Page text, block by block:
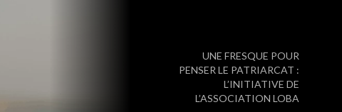
UNE FRESQUE POUR
PENSER LE PATRIARCAT :
L’INITIATIVE DE
L’ASSOCIATION LOBA